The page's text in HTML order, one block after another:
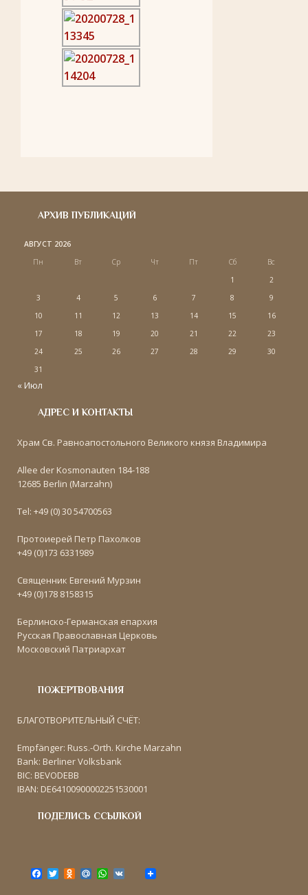
АРХИВ ПУБЛИКАЦИЙ
АВГУСТ 2026
Пн
Вт Ср Чт Пт Сб
Вс
1
2
3
4 5 6 7 8
9
10
11 12 13 14 15
16
17
18 19 20 21 22
23
24
25 26 27 28 29
30
31
« Июл
АДРЕС И КОНТАКТЫ
Храм Св. Равноапостольного Великого князя Владимира
Allee der Kosmonauten 184-188
12685 Berlin (Marzahn)
Tel: +49 (0) 30 54700563
Протоиерей Петр Пахолков
+49 (0)173 6331989
Священник Евгений Мурзин
+49 (0)178 8158315
Берлинско-Германская епархия
Русская Православная Церковь
Московский Патриархат
ПОЖЕРТВОВАНИЯ
БЛАГОТВОРИТЕЛЬНЫЙ СЧЁТ:
Empfänger: Russ.-Orth. Kirche Marzahn
Bank: Berliner Volksbank
BIC: BEVODEBB
IBAN: DE64100900002251530001
ПОДЕЛИСЬ ССЫЛКОЙ
T O M W